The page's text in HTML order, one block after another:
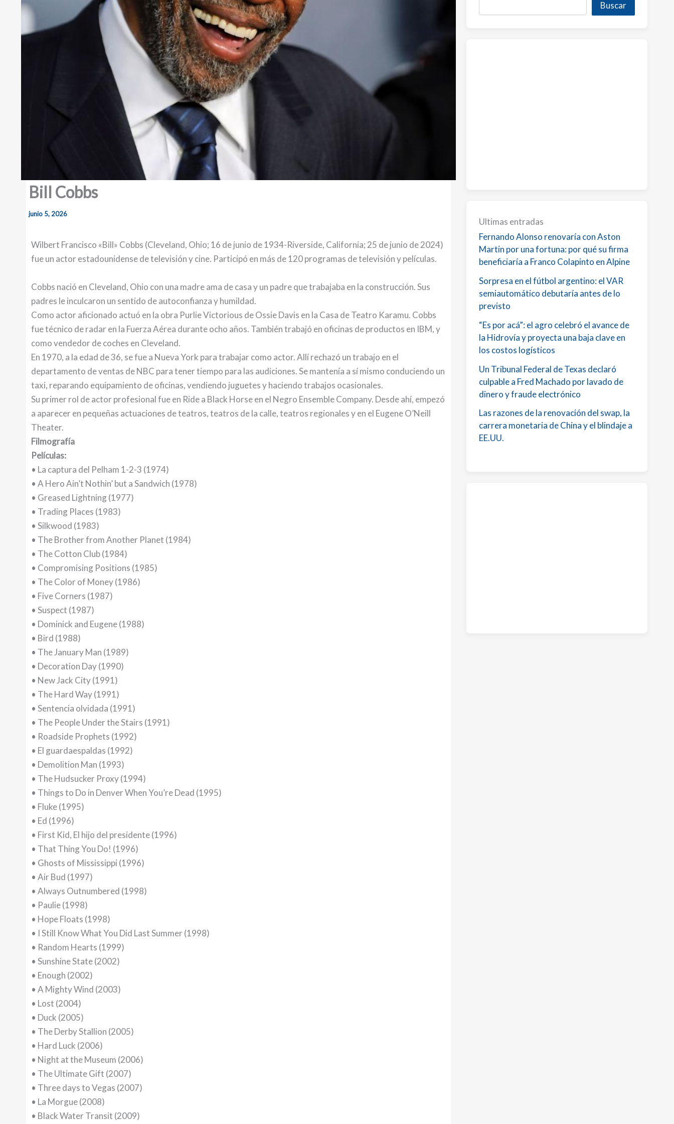
Bill Cobbs
junio 5, 2026
Wilbert Francisco «Bill» Cobbs (Cleveland, Ohio; 16 de junio de 1934-Riverside, California; 25 de junio de 2024)
fue un actor estadounidense de televisión y cine. Participó en más de 120 programas de televisión y películas.
Cobbs nació en Cleveland, Ohio con una madre ama de casa y un padre que trabajaba en la construcción. Sus
padres le inculcaron un sentido de autoconfianza y humildad.
Como actor aficionado actuó en la obra Purlie Victorious de Ossie Davis en la Casa de Teatro Karamu. Cobbs
fue técnico de radar en la Fuerza Aérea durante ocho años. También trabajó en oficinas de productos en IBM, y
como vendedor de coches en Cleveland.
En 1970, a la edad de 36, se fue a Nueva York para trabajar como actor. Allí rechazó un trabajo en el
departamento de ventas de NBC para tener tiempo para las audiciones. Se mantenía a sí mismo conduciendo un
taxi, reparando equipamiento de oficinas, vendiendo juguetes y haciendo trabajos ocasionales.
Su primer rol de actor profesional fue en Ride a Black Horse en el Negro Ensemble Company. Desde ahí, empezó
a aparecer en pequeñas actuaciones de teatros, teatros de la calle, teatros regionales y en el Eugene O’Neill
Theater.
Filmografía
Películas:
• La captura del Pelham 1-2-3 (1974)
• A Hero Ain’t Nothin’ but a Sandwich (1978)
• Greased Lightning (1977)
• Trading Places (1983)
• Silkwood (1983)
• The Brother from Another Planet (1984)
• The Cotton Club (1984)
• Compromising Positions (1985)
• The Color of Money (1986)
• Five Corners (1987)
• Suspect (1987)
• Dominick and Eugene (1988)
• Bird (1988)
• The January Man (1989)
• Decoration Day (1990)
• New Jack City (1991)
• The Hard Way (1991)
• Sentencia olvidada (1991)
• The People Under the Stairs (1991)
• Roadside Prophets (1992)
• El guardaespaldas (1992)
• Demolition Man (1993)
• The Hudsucker Proxy (1994)
• Things to Do in Denver When You’re Dead (1995)
• Fluke (1995)
• Ed (1996)
• First Kid, El hijo del presidente (1996)
• That Thing You Do! (1996)
• Ghosts of Mississippi (1996)
• Air Bud (1997)
• Always Outnumbered (1998)
• Paulie (1998)
• Hope Floats (1998)
• I Still Know What You Did Last Summer (1998)
• Random Hearts (1999)
• Sunshine State (2002)
• Enough (2002)
• A Mighty Wind (2003)
• Lost (2004)
• Duck (2005)
• The Derby Stallion (2005)
• Hard Luck (2006)
• Night at the Museum (2006)
• The Ultimate Gift (2007)
• Three days to Vegas (2007)
• La Morgue (2008)
• Black Water Transit (2009)
Buscar
Ultimas entradas
Fernando Alonso renovaría con Aston
Martin por una fortuna: por qué su firma
beneficiaría a Franco Colapinto en Alpine
Sorpresa en el fútbol argentino: el VAR
semiautomático debutaría antes de lo
previsto
“Es por acá”: el agro celebró el avance de
la Hidrovía y proyecta una baja clave en
los costos logísticos
Un Tribunal Federal de Texas declaró
culpable a Fred Machado por lavado de
dinero y fraude electrónico
Las razones de la renovación del swap, la
carrera monetaria de China y el blindaje a
EE.UU.